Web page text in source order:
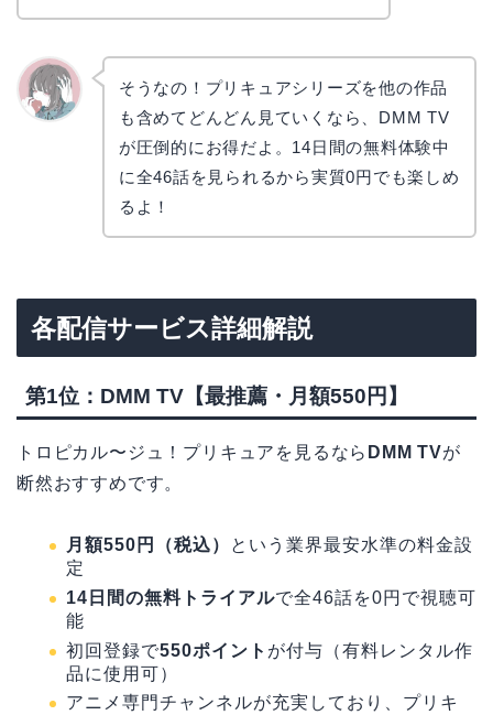
そうなの！プリキュアシリーズを他の作品
も含めてどんどん見ていくなら、DMM TV
が圧倒的にお得だよ。14日間の無料体験中
に全46話を見られるから実質0円でも楽しめ
るよ！
各配信サービス詳細解説
第1位：DMM TV【最推薦・月額550円】
トロピカル〜ジュ！プリキュアを見るなら DMM TVが
断然おすすめです。
月額550円（税込）
という業界最安水準の料金設
定
14日間の無料トライアルで全46話を0円で視聴可
能
初回登録で550ポイント が付与（有料レンタル作
品に使用可）
アニメ専門チャンネルが充実しており、プリキ